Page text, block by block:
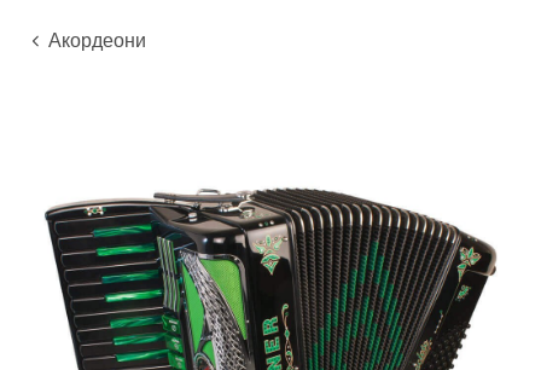
Духові
Акордеони
Інструменти
Акордеони